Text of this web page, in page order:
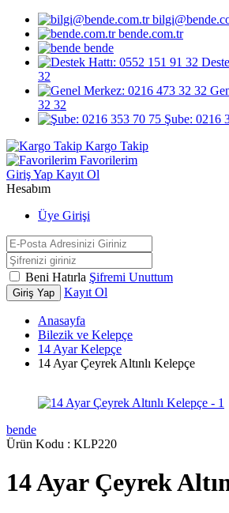
bende.com.tr
bende
32
32 32
Şube: 0216
Kargo Takip
Favorilerim
Giriş Yap Kayıt Ol
Hesabım
Üye Girişi
Beni Hatırla Şifremi Unuttum
Giriş Yap Kayıt Ol
Anasayfa
Bilezik ve Kelepçe
14 Ayar Kelepçe
14 Ayar Çeyrek Altınlı Kelepçe
bende
Ürün Kodu : KLP220
14 Ayar Çeyrek